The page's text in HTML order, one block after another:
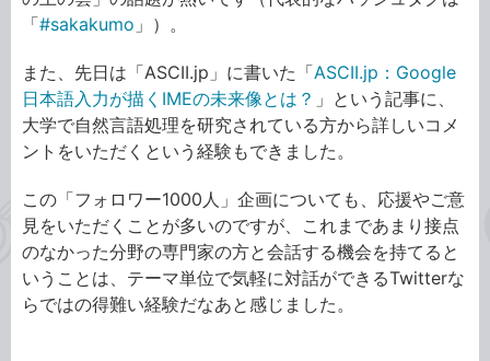
「#sakakumo 」）。
また、先日は「ASCII.jp」に書いた「ASCII.jp：Google
日本語入力が描くIMEの未来像とは？ 」という記事に、
大学で自然言語処理を研究されている方から詳しいコメ
ントをいただくという経験もできました。
この「フォロワー1000人」企画についても、応援やご意
見をいただくことが多いのですが、これまであまり接点
のなかった分野の専門家の方と会話する機会を持てると
いうことは、テーマ単位で気軽に対話ができるTwitterな
らではの得難い経験だなあと感じました。